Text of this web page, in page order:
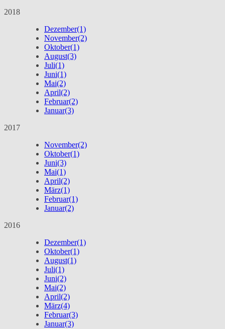
2018
Dezember(1)
November(2)
Oktober(1)
August(3)
Juli(1)
Juni(1)
Mai(2)
April(2)
Februar(2)
Januar(3)
2017
November(2)
Oktober(1)
Juni(3)
Mai(1)
April(2)
März(1)
Februar(1)
Januar(2)
2016
Dezember(1)
Oktober(1)
August(1)
Juli(1)
Juni(2)
Mai(2)
April(2)
März(4)
Februar(3)
Januar(3)